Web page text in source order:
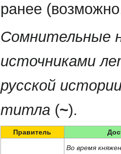
ранее
Сомнительные
источниками
русской
титла (~).
Правитель
Во время